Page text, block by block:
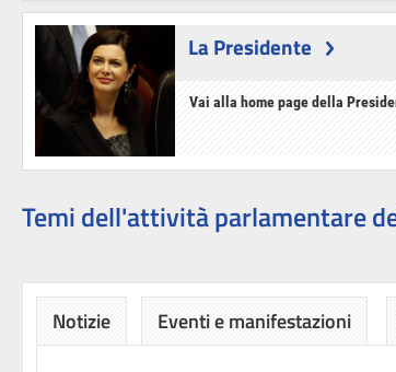
La Presidente
Vai alla home page della
Temi dell'attività parlamentare
Notizie Eventi e manifestazioni